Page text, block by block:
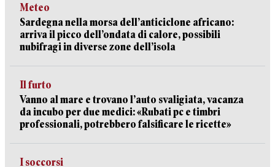
Meteo
Sardegna nella morsa dell’anticiclone africano:
arriva il picco dell’ondata di calore, possibili
nubifragi in diverse zone dell’isola
Il furto
Vanno al mare e trovano l’auto svaligiata, vacanza
da incubo per due medici: «Rubati pc e timbri
professionali, potrebbero falsificare le ricette»
I soccorsi